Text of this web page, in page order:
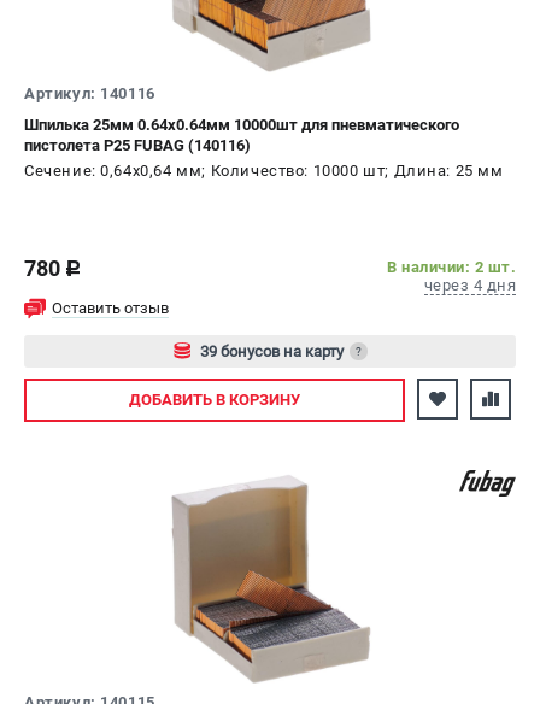
МАГАЗИНЫ
ИЗБРАННОЕ
0 )
ПОДДЕРЖКА
Сервисный центр
ИНФОРМАЦИЯ
Пользовательское соглашение
Генераторы бензиновые
Генераторы дизельные
Артикул: 140116
Шпилька 25мм 0.64х0.64мм 10000шт для пневматического
пистолета P25 FUBAG (140116)
Сечение: 0,64х0,64 мм; Количество: 10000 шт; Длина: 25 мм
780 c
В наличии: 2 шт.
через 4 дня
Оставить отзыв
39 бонусов на карту ?
Авторизуйтесь
ДОБАВИТЬ В КОРЗИНУ